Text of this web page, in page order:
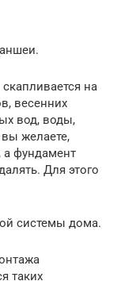
на
весенних
вод, воды,
желаете,
а фундамент
Для этого
системы дома.
таких